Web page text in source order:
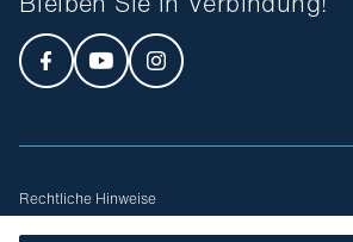
Rechtliche Hinweise